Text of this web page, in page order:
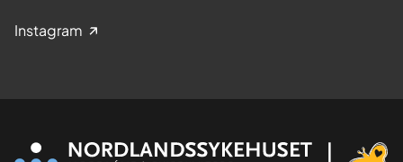
Instagram